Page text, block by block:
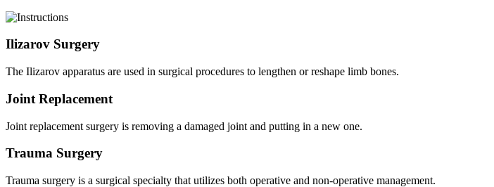
Ilizarov Surgery
The Ilizarov apparatus are used in surgical procedures to lengthen or reshape limb bones.
Joint Replacement
Joint replacement surgery is removing a damaged joint and putting in a new one.
Trauma Surgery
Trauma surgery is a surgical specialty that utilizes both operative and non-operative management.